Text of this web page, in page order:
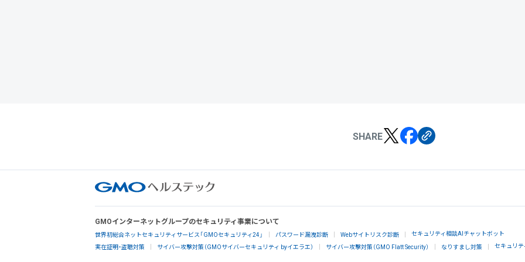
SHARE
GMOインターネットグループのセキュリティ事業について
世界初総合ネットセキュリティサービス「GMOセキュリティ24」 パスワード漏洩診断 Webサイトリスク診断 セキュリティ相談AIチャットボット
実在証明・盗聴対策 サイバー攻撃対策（GMOサイバーセキュリティ byイエラエ） サイバー攻撃対策（GMO Flatt Security） なりすまし対策 セキュリテ